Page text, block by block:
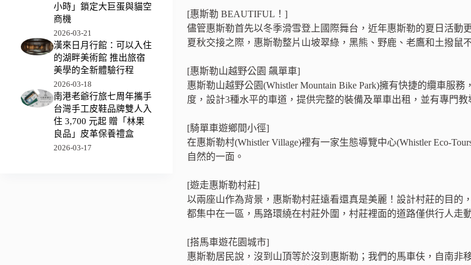
[惠斯勒 BEAUTIFUL！]
儘管惠斯勒首先以冬季滑雪登上國際舞台，近年惠斯勒的夏日活動
夏秋交接之際，惠斯勒整片山坡翠綠，黑熊、野鹿、老鷹和土撥鼠
[惠斯勒山越野公園 飆單車]
惠斯勒山越野公園(Whistler Mountain Bike Park)擁有快捷的纜車服
度，設計3種水平的車道，提供完整的裝備及單車出租，並有專門教
[騎單車遊鄉間小徑]
在惠斯勒村(Whistler Village)裡有一家生態導覽中心(Whistler Eco-
自然的一面。
[遊走惠斯勒村莊]
以兩座山作為背景，惠斯勒村莊遠看還真是美麗！設計村莊的目
都集中在一區，馬路環繞在村莊外圍，村莊裡面的道路僅供行人走
[搭馬車遊花園城市]
惠斯勒居民說，沒到山頂等於沒到惠斯勒；我們的馬車伕，自南非
小時」鎖定大巨蛋與貓空
商機
2026-03-21
漢來日月行館：可以入住
的湖畔美術館 推出旅宿
美學的全新體驗行程
2026-03-18
南港老爺行旅七周年攜手
台灣手工皮鞋品牌雙人入
住 3,700 元起 贈「林果
良品」皮革保養禮盒
2026-03-17